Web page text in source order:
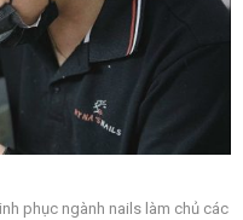
phục ngành nails làm chủ các